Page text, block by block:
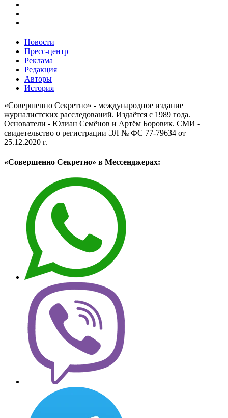
Новости
Пресс-центр
Реклама
Редакция
Авторы
История
«Совершенно Секретно» - международное издание
журналистских расследований. Издаётся с 1989 года.
Основатели - Юлиан Семёнов и Артём Боровик. CМИ -
свидетельство о регистрации ЭЛ № ФС 77-79634 от
25.12.2020 г.
«Совершенно Секретно» в Мессенджерах: